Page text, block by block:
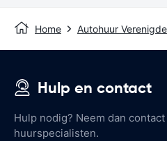
Home Autohuur
Hulp en contact
Hulp nodig? Neem dan
huurspecialisten.